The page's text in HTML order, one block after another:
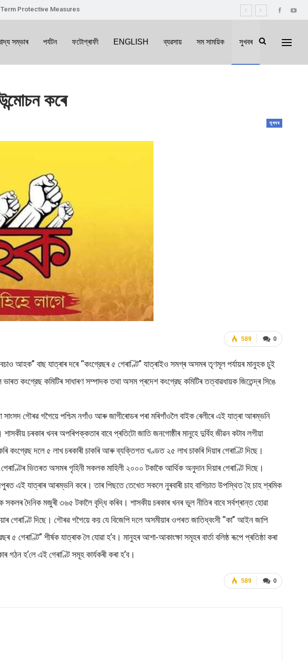
Protective Measures
সম্ভাৰ পৰ্যটন ফটোগ্ৰাফী ENGLISH ব্যৱসায় সম সাময়িক সুখবৰ
কৰে
সুখবৰ
0
589
আহক” বাছ যাত্ৰাৰ দৰে “কংগ্রেছৰ ৫ গেৰাণ্টি” যাত্ৰাইও সমগ্ৰ অসমৰ তৃণমূল পৰ্যায়ৰ মানুহক চুই
কংগ্রেছ কমিটিৰ সাধাৰণ সম্পাদক তথা অসম প্ৰদেশ কংগ্রেছ কমিটিৰ তত্বাৱধায়ক জিতেন্দ্ৰ সিঙে
গৌৰৱ গগৈয়ে পশ্চিম নগাঁও আৰু জাগীৰোডৰ পৰা মৰিগাঁওলৈ বাইক ৰেলীৰে এই যাত্ৰা আৰম্ভনি
চৰকাৰ খনৰ অপৰিপক্কতাৰ বাবে প্ৰতিটো জাতি জনগোষ্ঠীৰ মানুহে দুৰ্বিহ জীৱন কটাব লগীয়া
দলে ৫ লাখ চৰকাৰী চাকৰি আৰু ব্যক্তিগত খণ্ডত ২৫ লাখ চাকৰি দিয়াৰ গেৰাণ্টি দিছে।
ভিতৰত অসমৰ গৃহিনী সকলক মাহিলী ২০০০ টকাকৈ আৰ্থিক অনুদান দিয়াৰ গেৰাণ্টি দিছে।
এই যাত্ৰাৰ আৰম্ভনি কৰে। তাৰ পিছতে তেখেত সকলে নুৰবাৰী চাহ বাগিচাত উপস্থিত হৈ চাহ শ্ৰমিক
দৈনিক মজুৰী ৩৬৫ টকালৈ বৃদ্ধি কৰিব। শাসকীয় চৰকাৰ খনৰ ভুল নীতিৰ বাবে সৰ্বশ্ৰান্ত হোৱা
গেৰাণ্টি দিছে। গৌৰৱ গগৈয়ে কয় যে বিজেপি দলে অসমীয়াৰ ওপৰত জাতিধ্বংসী “কা” আইন জাপি
শীৰ্ষক যাত্ৰাক লৈ যোৱা হ’ব। মানুহৰ আশা-আকাংক্ষা সমূহৰ বাৰ্তা বলিষ্ঠ ৰূপে প্ৰতিষ্ঠা কৰা
হ’লে এই গেৰাণ্টি সমূহ কাৰ্যকৰী কৰা হ’ব।
0
589